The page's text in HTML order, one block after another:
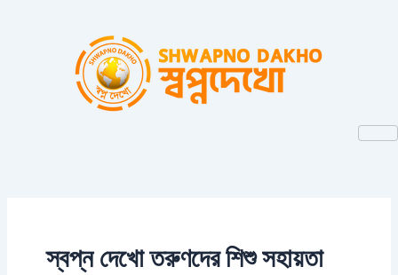
স্বপ্ন দেখো তরুণদের শিশু সহায়তা